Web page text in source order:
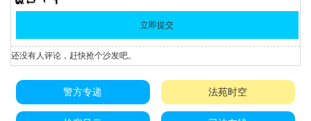
还没有人评论，赶快抢个沙发吧。
警方专递 法苑时空